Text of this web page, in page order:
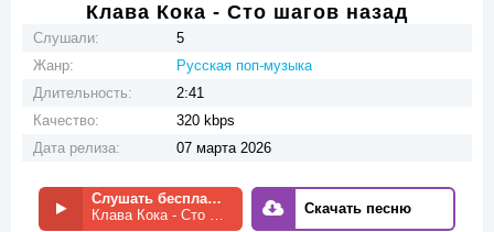
Клава Кока - Сто шагов назад
Слушали:
5
Жанр:
Русская поп-музыка
Длительность:
2:41
Качество:
320 kbps
Дата релиза:
07 марта 2026
Слушать бесплатно
Клава Кока - Сто шагов назад
Скачать песню